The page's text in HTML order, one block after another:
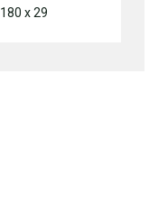
x 29